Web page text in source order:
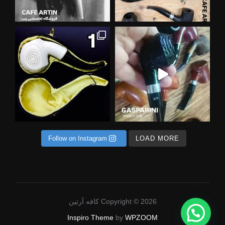
خاص ترین متریال ها برای ساخت پیپ
LOAD MORE
Follow on Instagram
Copyright © 2026 کافه آرتین
Inspiro Theme by WPZOOM